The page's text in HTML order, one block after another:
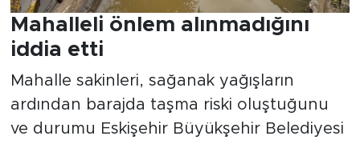
Mahalleli önlem alınmadığını
iddia etti
Mahalle sakinleri, sağanak yağışların
ardından barajda taşma riski oluştuğunu
ve durumu Eskişehir Büyükşehir Belediyesi